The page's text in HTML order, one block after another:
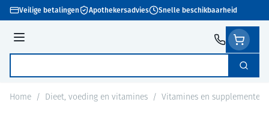
Ga naar de inhoud
Veilige betalingen Apothekersadvies Snelle beschikbaarheid
Menu
Zoek
Home / Dieet, voeding en vitamines / Vitamines en supplementen